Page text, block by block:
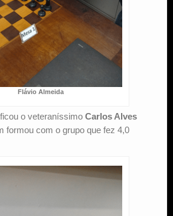
Flávio Almeida
o veteraníssimo Carlos Alves
formou com o grupo que fez 4,0